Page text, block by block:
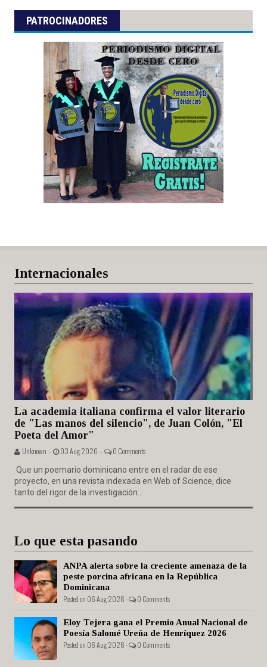
PATROCINADORES
Internacionales
La academia italiana confirma el valor literario
de "Las manos del silencio", de Juan Colón, "El
Poeta del Amor"
Unknown - 03 Aug 2026 - 0 Comments
Que un poemario dominicano entre en el radar de ese
proyecto, en una revista indexada en Web of Science, dice
tanto del rigor de la investigación...
Lo que esta pasando
ANPA alerta sobre la creciente amenaza de la
peste porcina africana en la República
Dominicana
Posted on 06 Aug 2026 - 0 Comments
Eloy Tejera gana el Premio Anual Nacional de
Poesía Salomé Ureña de Henríquez 2026
Posted on 06 Aug 2026 - 0 Comments